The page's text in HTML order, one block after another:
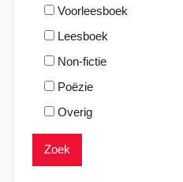
Voorleesboek
Leesboek
Non-fictie
Poëzie
Overig